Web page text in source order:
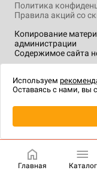
Копирование
администрации
Содержимое сайта
Политика
Правила акций со
технологии.
Главная Каталог
Используем
Оставаясь с нами, вы